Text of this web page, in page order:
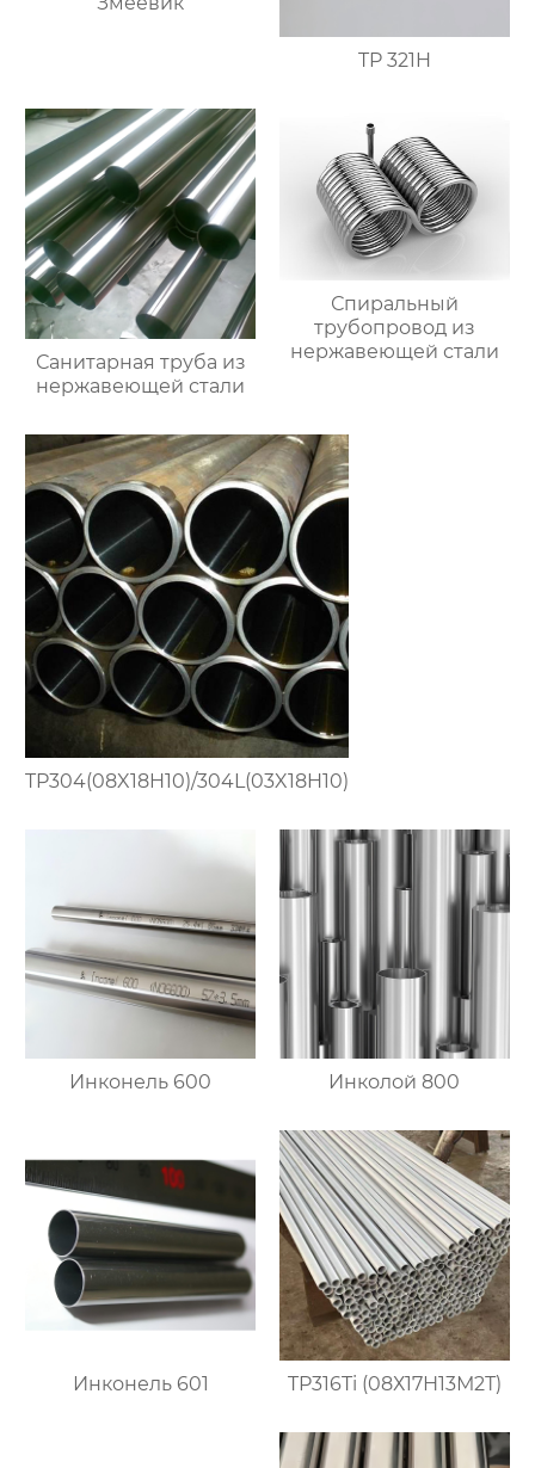
TP 321H
Санитарная труба из
нержавеющей стали
Спиральный
трубопровод из
нержавеющей стали
TP304(08X18H10)/304L(03X18H10)
Инконель 600 Инколой 800
Инконель 601 TP316Ti (08Х17Н13М2Т)